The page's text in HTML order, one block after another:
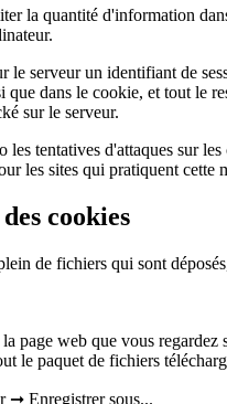
la quantité d'information
le serveur un identifiant de
que dans le cookie, et tout le
sur le serveur.
les tentatives d'attaques sur
les sites qui pratiquent cette
cookies
de fichiers qui sont
page web que vous regardez
le paquet de fichiers
➞ Enregistrer sous...